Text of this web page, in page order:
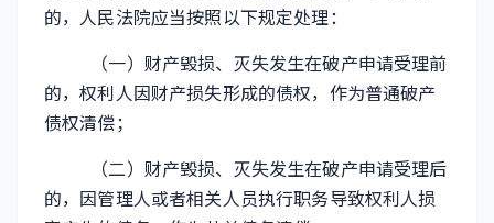
的，人民法院应当按照以下规定处理：
（一）财产毁损、灭失发生在破产申请受理前
的，权利人因财产损失形成的债权，作为普通破产
债权清偿；
（二）财产毁损、灭失发生在破产申请受理后
的，因管理人或者相关人员执行职务导致权利人损